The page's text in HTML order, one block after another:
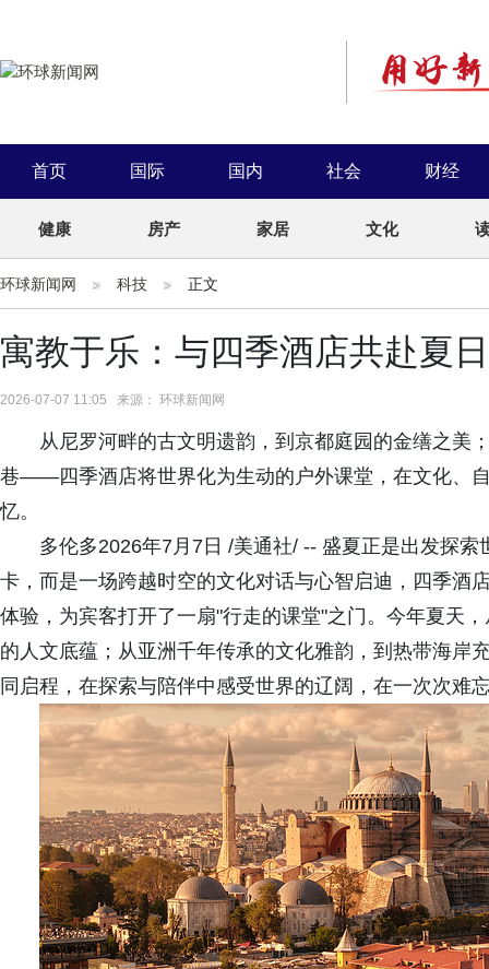
首页 国际 国内 社会 财经
健康 房产 家居 文化
环球新闻网 科技 正文
寓教于乐：与四季酒店共赴夏
2026-07-07 11:05 来源： 环球新闻网
从尼罗河畔的古文明遗韵，到京都庭园的金缮之美
巷——四季酒店将世界化为生动的户外课堂，在文化、
忆。
多伦多2026年7月7日 /美通社/ -- 盛夏正是出发探
卡，而是一场跨越时空的文化对话与心智启迪，四季酒
体验，为宾客打开了一扇"行走的课堂"之门。今年夏天
的人文底蕴；从亚洲千年传承的文化雅韵，到热带海岸
同启程，在探索与陪伴中感受世界的辽阔，在一次次难